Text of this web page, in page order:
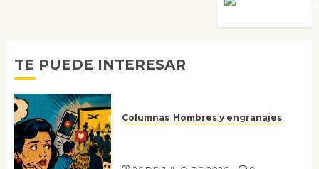
TE PUEDE INTERESAR
Columnas Hombres y engranajes